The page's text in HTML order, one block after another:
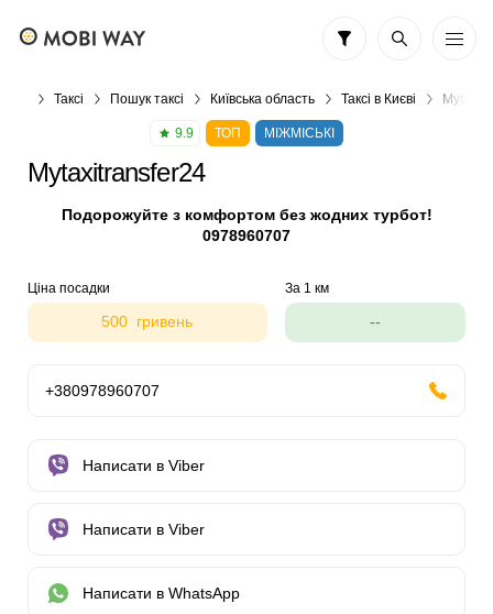
Таксі Пошук таксі Київська область Таксі в Києві
9.9 ТОП МІЖМІСЬКІ
Mytaxitransfer24
Подорожуйте з комфортом без жодних турбот!
0978960707
Ціна посадки
500 гривень
За 1 км
--
+380978960707
Написати в Viber
Написати в Viber
Написати в WhatsApp